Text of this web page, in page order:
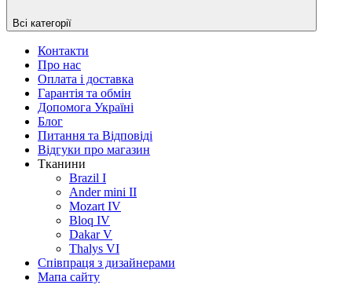
Всі категорії
Контакти
Про нас
Оплата і доставка
Гарантія та обмін
Допомога Україні
Блог
Питання та Відповіді
Відгуки про магазин
Тканини
Brazil I
Ander mini II
Mozart IV
Bloq IV
Dakar V
Thalys VI
Співпраця з дизайнерами
Мапа сайту